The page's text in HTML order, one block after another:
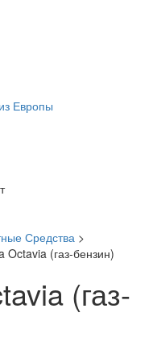
Европы
Средства >
Octavia (газ-бензин)
(газ-